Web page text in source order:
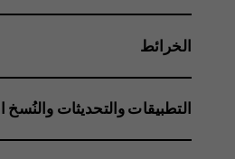
الخرائط
التطبيقات والتحديثات والنُسخ